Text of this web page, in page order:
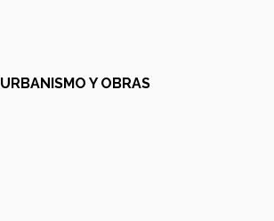
URBANISMO Y OBRAS